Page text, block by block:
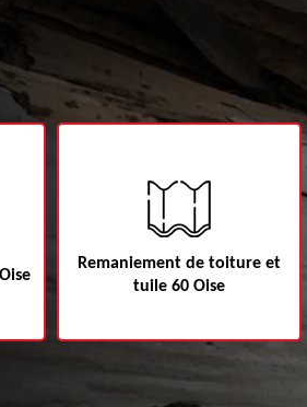
Remaniement de toiture et
tuile 60 Oise